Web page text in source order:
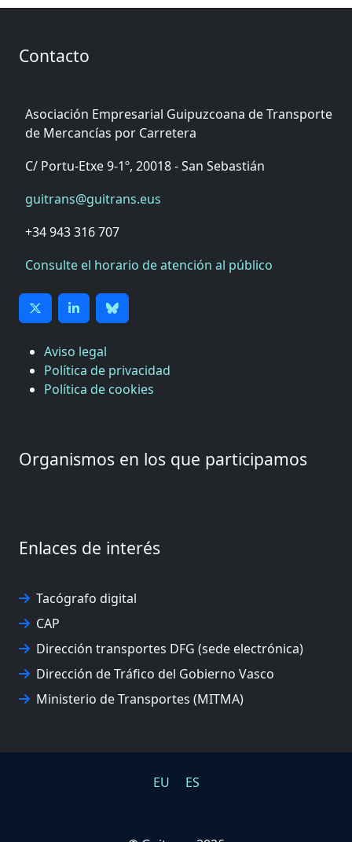
Contacto
Asociación Empresarial Guipuzcoana de Transporte
de Mercancías por Carretera
C/ Portu-Etxe 9-1º, 20018 - San Sebastián
guitrans@guitrans.eus
+34 943 316 707
Consulte el horario de atención al público
Aviso legal
Política de privacidad
Política de cookies
Organismos en los que participamos
Enlaces de interés
Tacógrafo digital
CAP
Dirección transportes DFG (sede electrónica)
Dirección de Tráfico del Gobierno Vasco
Ministerio de Transportes (MITMA)
EU ES